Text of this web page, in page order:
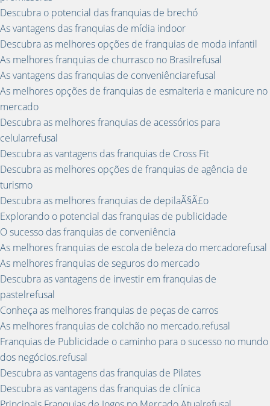
Descubra o potencial das franquias de brechó
As vantagens das franquias de mídia indoor
Descubra as melhores opções de franquias de moda infantil
As melhores franquias de churrasco no Brasilrefusal
As vantagens das franquias de conveniênciarefusal
As melhores opções de franquias de esmalteria e manicure no
mercado
Descubra as melhores franquias de acessórios para
celularrefusal
Descubra as vantagens das franquias de Cross Fit
Descubra as melhores opções de franquias de agência de
turismo
Descubra as melhores franquias de depilaÃ§Ã£o
Explorando o potencial das franquias de publicidade
O sucesso das franquias de conveniência
As melhores franquias de escola de beleza do mercadorefusal
As melhores franquias de seguros do mercado
Descubra as vantagens de investir em franquias de
pastelrefusal
Conheça as melhores franquias de peças de carros
As melhores franquias de colchão no mercado.refusal
Franquias de Publicidade o caminho para o sucesso no mundo
dos negócios.refusal
Descubra as vantagens das franquias de Pilates
Descubra as vantagens das franquias de clínica